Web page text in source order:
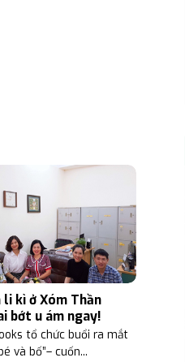
li kì ở Xóm Thần
bớt u ám ngay!
tổ chức buổi ra mắt
và bố”– cuốn...